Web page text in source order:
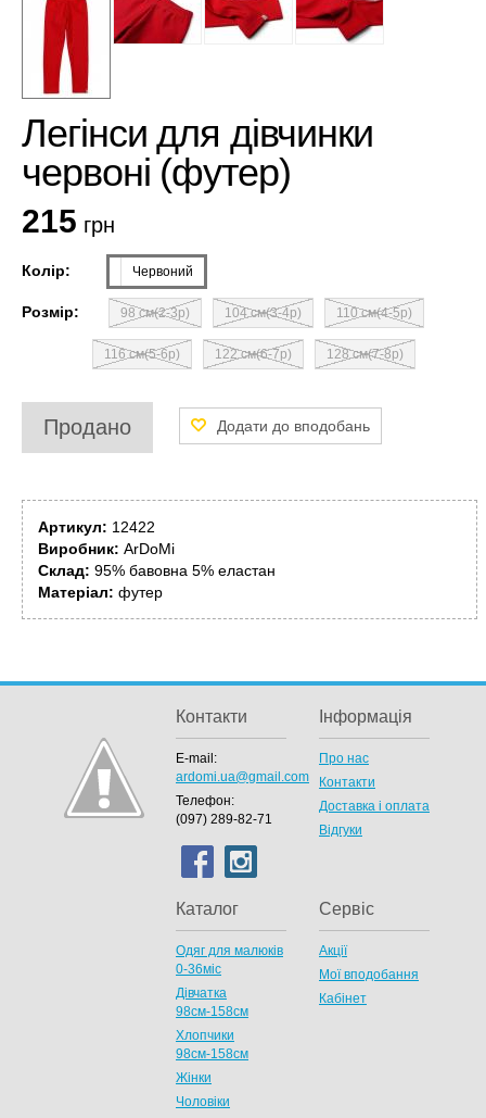
Легінси для дівчинки
червоні (футер)
215 грн
Колір: Червоний
Розмір: 98 см(2-3р) 104 см(3-4р) 110 см(4-5р)
116 см(5-6р) 122 см(6-7р) 128 см(7-8р)
Продано
Артикул: 12422
Виробник: ArDoMi
Склад: 95% бавовна 5% еластан
Матеріал: футер
Контакти
E-mail:
ardomi.ua@gmail.com
Телефон:
(097) 289-82-71
Інформація
Про нас
Контакти
Доставка і оплата
Відгуки
Каталог
Одяг для малюків
0-36міс
Дівчатка
98cм-158см
Хлопчики
98см-158см
Жінки
Чоловіки
Сервіс
Акції
Мої вподобання
Кабінет